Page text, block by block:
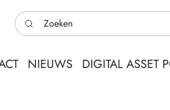
Zoeken
NIEUWS DIGITAL ASSET